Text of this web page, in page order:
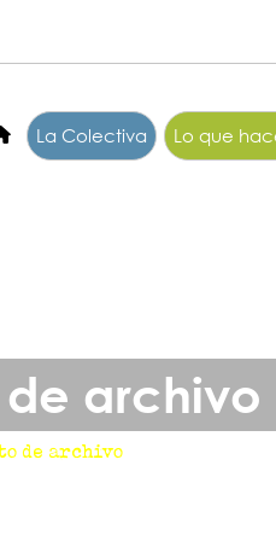
La Colectiva Lo que
de archivo
de archivo